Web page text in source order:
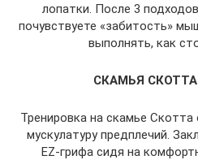
лопатки. После 3
почувствуете «забитость»
выполнять, как
СКАМЬЯ
Тренировка на скамье
мускулатуру предплечий.
EZ-грифа сидя на